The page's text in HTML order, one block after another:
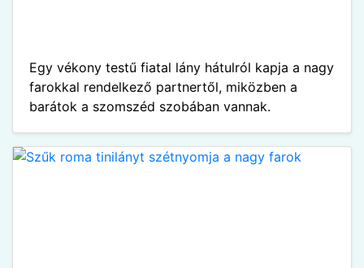
Egy vékony testű fiatal lány hátulról kapja a nagy
farokkal rendelkező partnertől, miközben a
barátok a szomszéd szobában vannak.